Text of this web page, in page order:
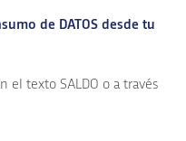
de DATOS desde tu
el texto SALDO o a través